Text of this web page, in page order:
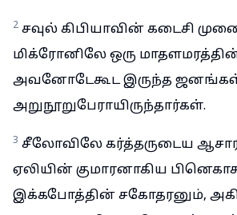
2 சவுல் கிபியாவின் கடைசி
மிக்ரோனிலே ஒரு
அவனோடேகூட இருந்த
அறுநூறுபேராயிருந்தார்கள்.
3 சீலோவிலே கர்த்தருடைய
ஏலியின் குமாரனாகிய
இக்கபோத்தின் சகோதரனும்,